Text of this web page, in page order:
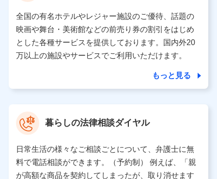
管理」の設定状態にかかわらず、共同利用する場合があ
ります。
※ dポイントクラブ会員ではないお客さま（2019年12
月11日以降、一度もdポイントクラブ会員であったこと
がないお客さまに限る）に関する、2019年12月10日以
前に取得した個人データは、こちら の利用目的の範囲内
す。
【共同して利用される利用データの項目】
当社または株式会社NTTドコモ・フィナンシャルグルー
プがサービス提供等を通じて取得した、以下の情報など
の個人データ
全国の有名ホテルやレジャー施設のご優待、話題の
映画や舞台・美術館などの前売り券の割引をはじめ
とした各種サービスを提供しております。国内外20
万以上の施設やサービスでご利用いただけます。
もっと見る
暮らしの法律相談ダイヤル
日常生活の様々なご相談ごとについて、弁護士に無
料で電話相談ができます。（予約制） 例えば、「親
が高額な商品を契約してしまったが、取り消せます